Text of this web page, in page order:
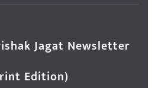
Jagat Newsletter
Edition)